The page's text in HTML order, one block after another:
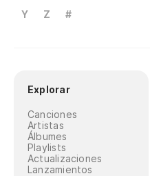
Y
Z #
Explorar
Canciones
Artistas
Álbumes
Playlists
Actualizaciones
Lanzamientos